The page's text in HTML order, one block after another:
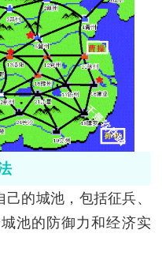
的城池，包括征兵、
池的防御力和经济实